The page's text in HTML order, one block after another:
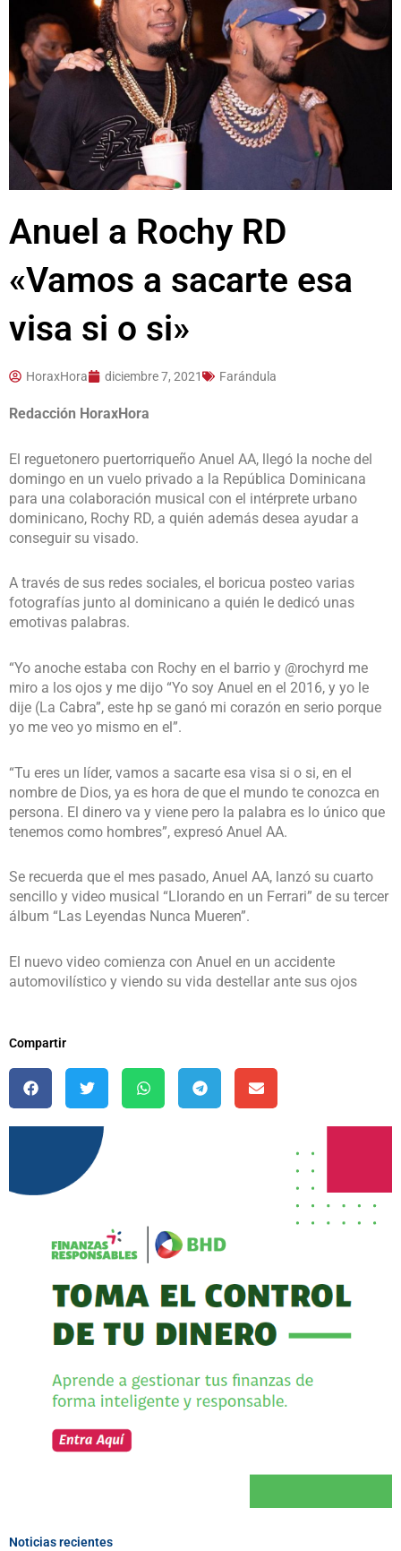
Anuel a Rochy RD
«Vamos a sacarte esa
visa si o si»
HoraxHora diciembre 7, 2021 Farándula
Redacción HoraxHora
El reguetonero puertorriqueño Anuel AA, llegó la noche del
domingo en un vuelo privado a la República Dominicana
para una colaboración musical con el intérprete urbano
dominicano, Rochy RD, a quién además desea ayudar a
conseguir su visado.
A través de sus redes sociales, el boricua posteo varias
fotografías junto al dominicano a quién le dedicó unas
emotivas palabras.
“Yo anoche estaba con Rochy en el barrio y @rochyrd me
miro a los ojos y me dijo “Yo soy Anuel en el 2016, y yo le
dije (La Cabra”, este hp se ganó mi corazón en serio porque
yo me veo yo mismo en el”.
“Tu eres un líder, vamos a sacarte esa visa si o si, en el
nombre de Dios, ya es hora de que el mundo te conozca en
persona. El dinero va y viene pero la palabra es lo único que
tenemos como hombres”, expresó Anuel AA.
Se recuerda que el mes pasado, Anuel AA, lanzó su cuarto
sencillo y video musical “Llorando en un Ferrari” de su tercer
álbum “Las Leyendas Nunca Mueren”.
El nuevo video comienza con Anuel en un accidente
automovilístico y viendo su vida destellar ante sus ojos
Compartir
Noticias recientes